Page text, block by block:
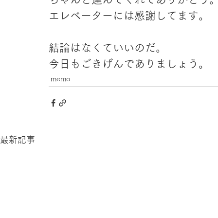
エレベーターには感謝してます。
結論はなくていいのだ。
今日もごきげんでありましょう。
memo
最新記事